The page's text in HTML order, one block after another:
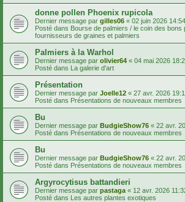
donne pollen Phoenix rupicola
Dernier message par gilles06 « 02 juin 2026 14:54
Posté dans Bourse de palmiers / le coin des bons
fournisseurs de graines et palmiers
Palmiers à la Warhol
Dernier message par olivier64 « 04 mai 2026
Posté dans La galerie d'art
Présentation
Dernier message par Joelle12 « 27 avr. 2026
Posté dans Présentations de nouveaux membres
Bu
Dernier message par BudgieShow76 « 22 avr.
Posté dans Présentations de nouveaux membres
Bu
Dernier message par BudgieShow76 « 22 avr.
Posté dans Présentations de nouveaux membres
Argyrocytisus battandieri
Dernier message par pastaga « 12 avr. 2026
Posté dans Les autres plantes exotiques